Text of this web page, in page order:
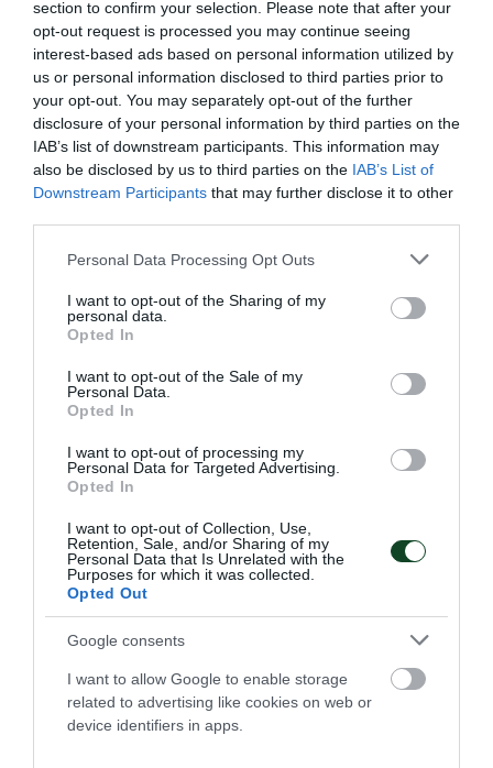
section to confirm your selection. Please note that after your
opt-out request is processed you may continue seeing
interest-based ads based on personal information utilized by
us or personal information disclosed to third parties prior to
your opt-out. You may separately opt-out of the further
disclosure of your personal information by third parties on the
IAB’s list of downstream participants. This information may
also be disclosed by us to third parties on the IAB’s List of
Downstream Participants that may further disclose it to other
Please note that this website/app uses one or more Google
not limited to your visit or usage behaviour. You may click to
grant or deny consent to Google and its third-party tags to
use your data for below specified purposes in below Google
consent section.
Personal Data Processing Opt Outs
I want to opt-out of the Sharing of my
personal data.
Opted In
I want to opt-out of the Sale of my
Personal Data.
Opted In
I want to opt-out of processing my
Personal Data for Targeted Advertising.
Opted In
I want to opt-out of Collection, Use,
Retention, Sale, and/or Sharing of my
Personal Data that Is Unrelated with the
Purposes for which it was collected.
Opted Out
Google consents
I want to allow Google to enable storage
related to advertising like cookies on web or
device identifiers in apps.
Ο Παναθηναϊκός έμαθε το μονοπάτι του για την πρόκριση
στους ομίλους της EuroLeague.
16.07.2026 ΜΠΑΣΚΕΤ ΓΥΝΑΙΚΩΝ
Μεγάλη νίκη κόντρα στην Τσεχία
για την Εθνική Νέων γυναικών
είναι κοντά στην πρόκριση στα ημιτελικά του ευρωπαϊκού
πρωταθλήματος Β' κατηγορίας.
08.07.2026 ΜΠΑΣΚΕΤ ΓΥΝΑΙΚΩΝ
ΤΕΛΕΥΤΑΙΑ ΝΕΑ